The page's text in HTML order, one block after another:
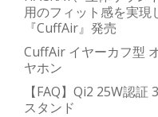
用のフィット感を実現
『CuffAir』発売
CuffAir イヤーカフ型
ヤホン
【FAQ】Qi2 25W認
スタンド